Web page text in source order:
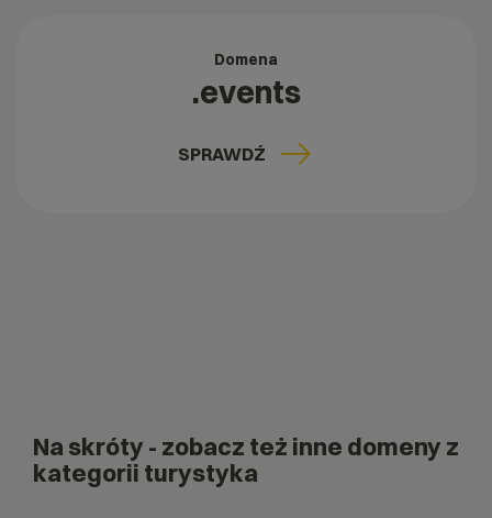
Domena
.events
SPRAWDŹ
Na skróty - zobacz też inne domeny z
kategorii turystyka